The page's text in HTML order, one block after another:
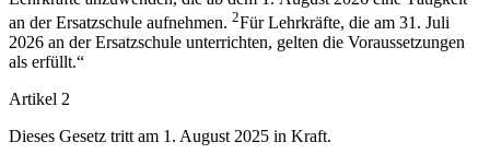
an der Ersatzschule aufnehmen. 2Für Lehrkräfte, die am 31. Juli
2026 an der Ersatzschule unterrichten, gelten die Voraussetzungen
als erfüllt.“
Artikel 2
Dieses Gesetz tritt am 1. August 2025 in Kraft.